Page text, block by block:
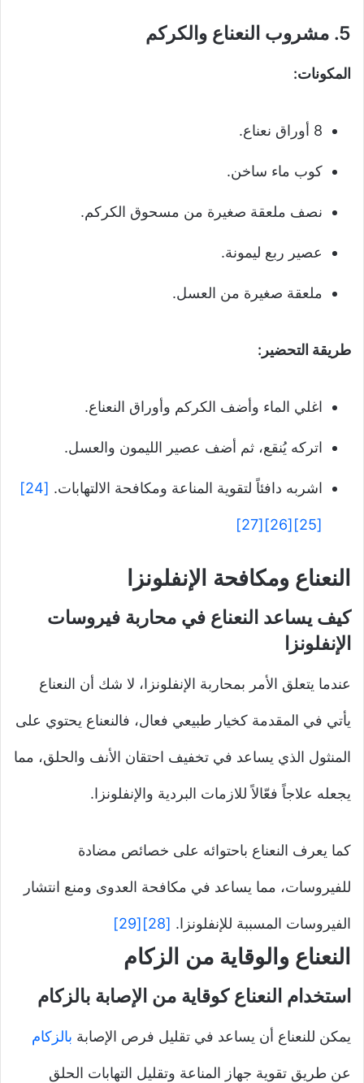
5. مشروب النعناع والكركم
المكونات:
8 أوراق نعناع.
كوب ماء ساخن.
نصف ملعقة صغيرة من مسحوق الكركم.
عصير ربع ليمونة.
ملعقة صغيرة من العسل.
طريقة التحضير:
اغلي الماء وأضف الكركم وأوراق النعناع.
اتركه يُنقع، ثم أضف عصير الليمون والعسل.
اشربه دافئاً لتقوية المناعة ومكافحة الالتهابات. [24]
[25]
[26]
[27]
النعناع ومكافحة الإنفلونزا
كيف يساعد النعناع في محاربة فيروسات
الإنفلونزا
عندما يتعلق الأمر بمحاربة الإنفلونزا، لا شك أن النعناع
يأتي في المقدمة كخيار طبيعي فعال، فالنعناع يحتوي على
المنثول الذي يساعد في تخفيف احتقان الأنف والحلق، مما
يجعله علاجاً فعّالاً للازمات البردية والإنفلونزا.
كما يعرف النعناع باحتوائه على خصائص مضادة
للفيروسات، مما يساعد في مكافحة العدوى ومنع انتشار
الفيروسات المسببة للإنفلونزا. [28]
[29]
النعناع والوقاية من الزكام
استخدام النعناع كوقاية من الإصابة بالزكام
يمكن للنعناع أن يساعد في تقليل فرص الإصابة بالزكام
عن طريق تقوية جهاز المناعة وتقليل التهابات الحلق